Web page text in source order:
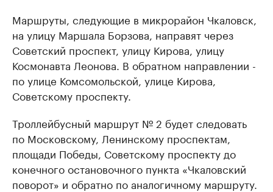
Маршруты, следующие в микрорайон Чкаловск,
на улицу Маршала Борзова, направят через
Советский проспект, улицу Кирова, улицу
Космонавта Леонова. В обратном направлении -
по улице Комсомольской, улице Кирова,
Советскому проспекту.
Троллейбусный маршрут № 2 будет следовать
по Московскому, Ленинскому проспектам,
площади Победы, Советскому проспекту до
конечного остановочного пункта «Чкаловский
поворот» и обратно по аналогичному маршруту.